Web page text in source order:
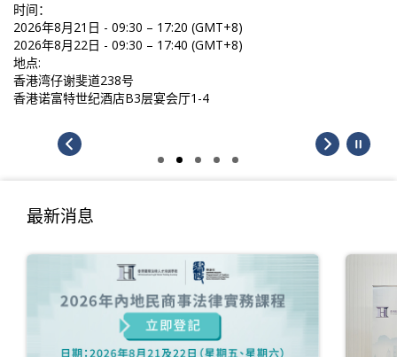
时间：
2026年8月21日 - 09:30 – 17:20 (GMT+8)
2026年8月22日 - 09:30 – 17:40 (GMT+8)
地点:
香港湾仔谢斐道238号
香港诺富特世纪酒店B3层宴会厅1-4
最新消息